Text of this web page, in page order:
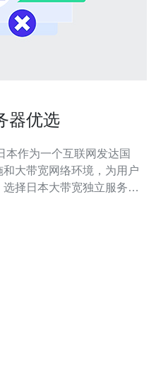
器优选
大带宽网络环境，为用户
择日本大带宽独立服务
。 日本独立服务